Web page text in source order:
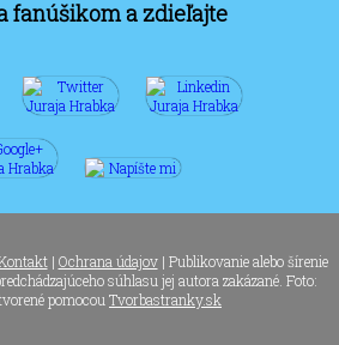
fanúšikom a zdieľajte
| Ochrana údajov| Publikovanie alebo šírenie
súhlasu jej autora zakázané. Foto:
pomocou Tvorbastranky.sk